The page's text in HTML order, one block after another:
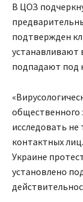
В ЦОЗ
подтвержден
устанавливают
подпадают под
общественного
исследовать не
контактных
Украине
установлено